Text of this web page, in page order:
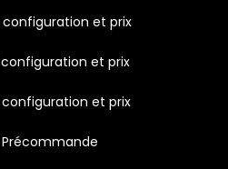
et prix
et prix
et prix